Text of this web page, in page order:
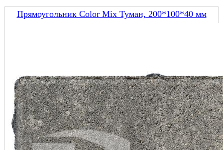
Прямоугольник Color Mix Туман, 200*100*40 мм